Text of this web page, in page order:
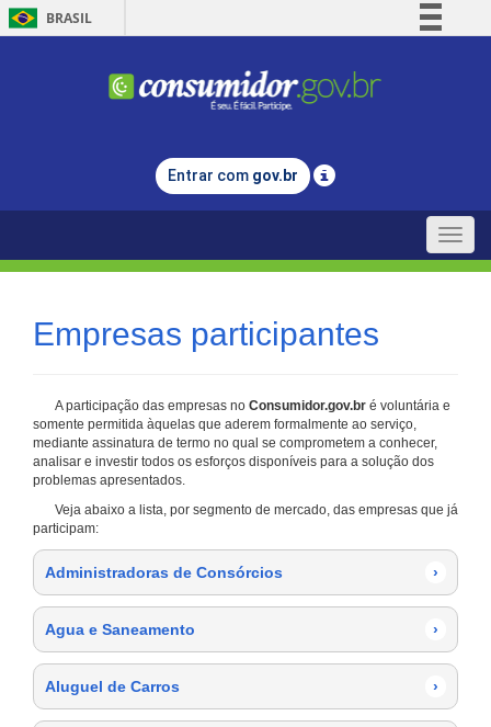
BRASIL
Comunica BR
Legislação
Entrar com gov.br
Toggle
Empresas participantes
A participação das empresas no Consumidor.gov.br é voluntária e
somente permitida àquelas que aderem formalmente ao serviço,
mediante assinatura de termo no qual se comprometem a conhecer,
analisar e investir todos os esforços disponíveis para a solução dos
problemas apresentados.
Veja abaixo a lista, por segmento de mercado, das empresas que já
participam:
Administradoras de Consórcios ›
Agua e Saneamento ›
Aluguel de Carros ›